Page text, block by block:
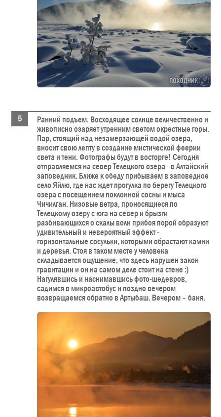
Ранний подъем. Восходящее солнце величественно и
живописно озаряет утренним светом окрестные горы.
Пар, стоящий над незамерзающей водой озера,
вносит свою лепту в создание мистической феерии
света и тени. Фотографы будут в восторге! Сегодня
отправляемся на север Телецкого озера - в Алтайский
заповедник. Ближе к обеду прибываем в заповедное
село Яйлю, где нас ждет прогулка по берегу Телецкого
озера с посещением поклонной сосны и мыса
Чичилган. Низовые ветра, проносящиеся по
Телецкому озеру с юга на север и брызги
разбивающихся о скалы волн прибоя порой образуют
удивительный и невероятный эффект -
горизонтальные сосульки, которыми обрастают камни
и деревья. Стоя в таком месте у человека
складывается ощущение, что здесь нарушен закон
гравитации и он на самом деле стоит на стене :)
Нагулявшись и наснимавшись фото-шедевров,
садимся в микроавтобус и поздно вечером
возвращаемся обратно в Артыбаш. Вечером – баня.